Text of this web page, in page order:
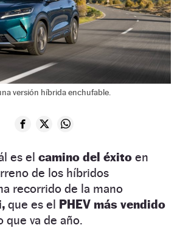
versión híbrida enchufable.
es el camino del éxito en
de los híbridos
recorrido de la mano
que es el PHEV más vendido
que va de año.